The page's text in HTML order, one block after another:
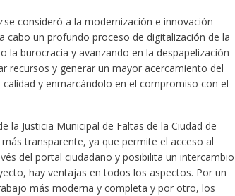
se consideró a la modernización e innovación
cabo un profundo proceso de digitalización de la
la burocracia y avanzando en la despapelización
recursos y generar un mayor acercamiento del
y enmarcándolo en el compromiso con el
la Justicia Municipal de Faltas de la Ciudad de
transparente, ya que permite el acceso al
del portal ciudadano y posibilita un intercambio
hay ventajas en todos los aspectos. Por un
más moderna y completa y por otro, los